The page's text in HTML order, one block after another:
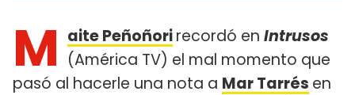
M aite Peñoñorirecordó en Intrusos
(América TV) el mal momento que
pasó al hacerle una nota a Mar Tarrés en